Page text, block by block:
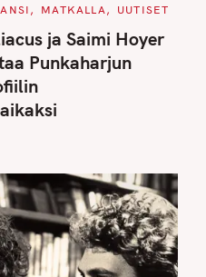
MATKALLA UUTISET
ja Saimi Hoyer
Punkaharjun